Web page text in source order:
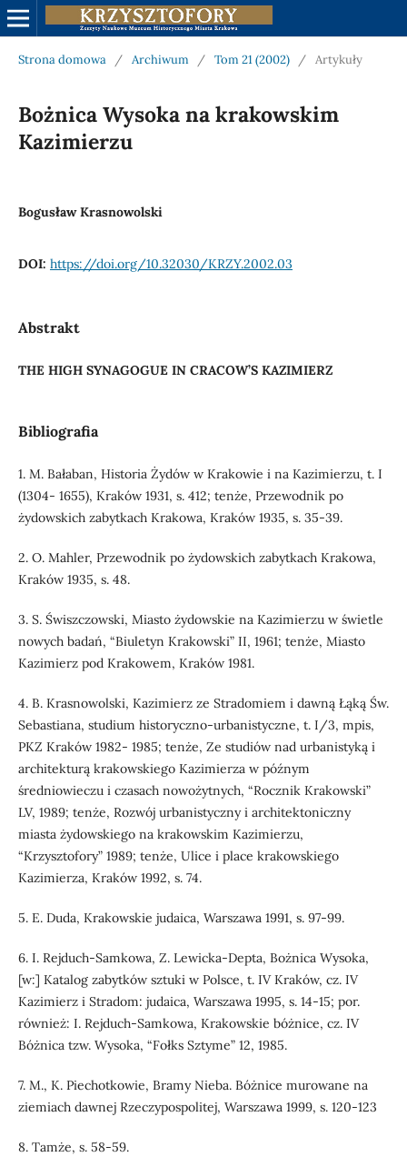
Strona domowa / Archiwum / Tom 21 (2002) / Artykuły
Bożnica Wysoka na krakowskim
Kazimierzu
Bogusław Krasnowolski
DOI: https://doi.org/10.32030/KRZY.2002.03
Abstrakt
THE HIGH SYNAGOGUE IN CRACOW’S KAZIMIERZ
Bibliografia
1. M. Bałaban, Historia Żydów w Krakowie i na Kazimierzu, t. I
(1304- 1655), Kraków 1931, s. 412; tenże, Przewodnik po
żydowskich zabytkach Krakowa, Kraków 1935, s. 35-39.
2. O. Mahler, Przewodnik po żydowskich zabytkach Krakowa,
Kraków 1935, s. 48.
3. S. Świszczowski, Miasto żydowskie na Kazimierzu w świetle
nowych badań, “Biuletyn Krakowski” II, 1961; tenże, Miasto
Kazimierz pod Krakowem, Kraków 1981.
4. B. Krasnowolski, Kazimierz ze Stradomiem i dawną Łąką Św.
Sebastiana, studium historyczno-urbanistyczne, t. I/3, mpis,
PKZ Kraków 1982- 1985; tenże, Ze studiów nad urbanistyką i
architekturą krakowskiego Kazimierza w późnym
średniowieczu i czasach nowożytnych, “Rocznik Krakowski”
LV, 1989; tenże, Rozwój urbanistyczny i architektoniczny
miasta żydowskiego na krakowskim Kazimierzu,
“Krzysztofory” 1989; tenże, Ulice i place krakowskiego
Kazimierza, Kraków 1992, s. 74.
5. E. Duda, Krakowskie judaica, Warszawa 1991, s. 97-99.
6. I. Rejduch-Samkowa, Z. Lewicka-Depta, Bożnica Wysoka,
[w:] Katalog zabytków sztuki w Polsce, t. IV Kraków, cz. IV
Kazimierz i Stradom: judaica, Warszawa 1995, s. 14-15; por.
również: I. Rejduch-Samkowa, Krakowskie bóżnice, cz. IV
Bóżnica tzw. Wysoka, “Fołks Sztyme” 12, 1985.
7. M., K. Piechotkowie, Bramy Nieba. Bóżnice murowane na
ziemiach dawnej Rzeczypospolitej, Warszawa 1999, s. 120-123
8. Tamże, s. 58-59.